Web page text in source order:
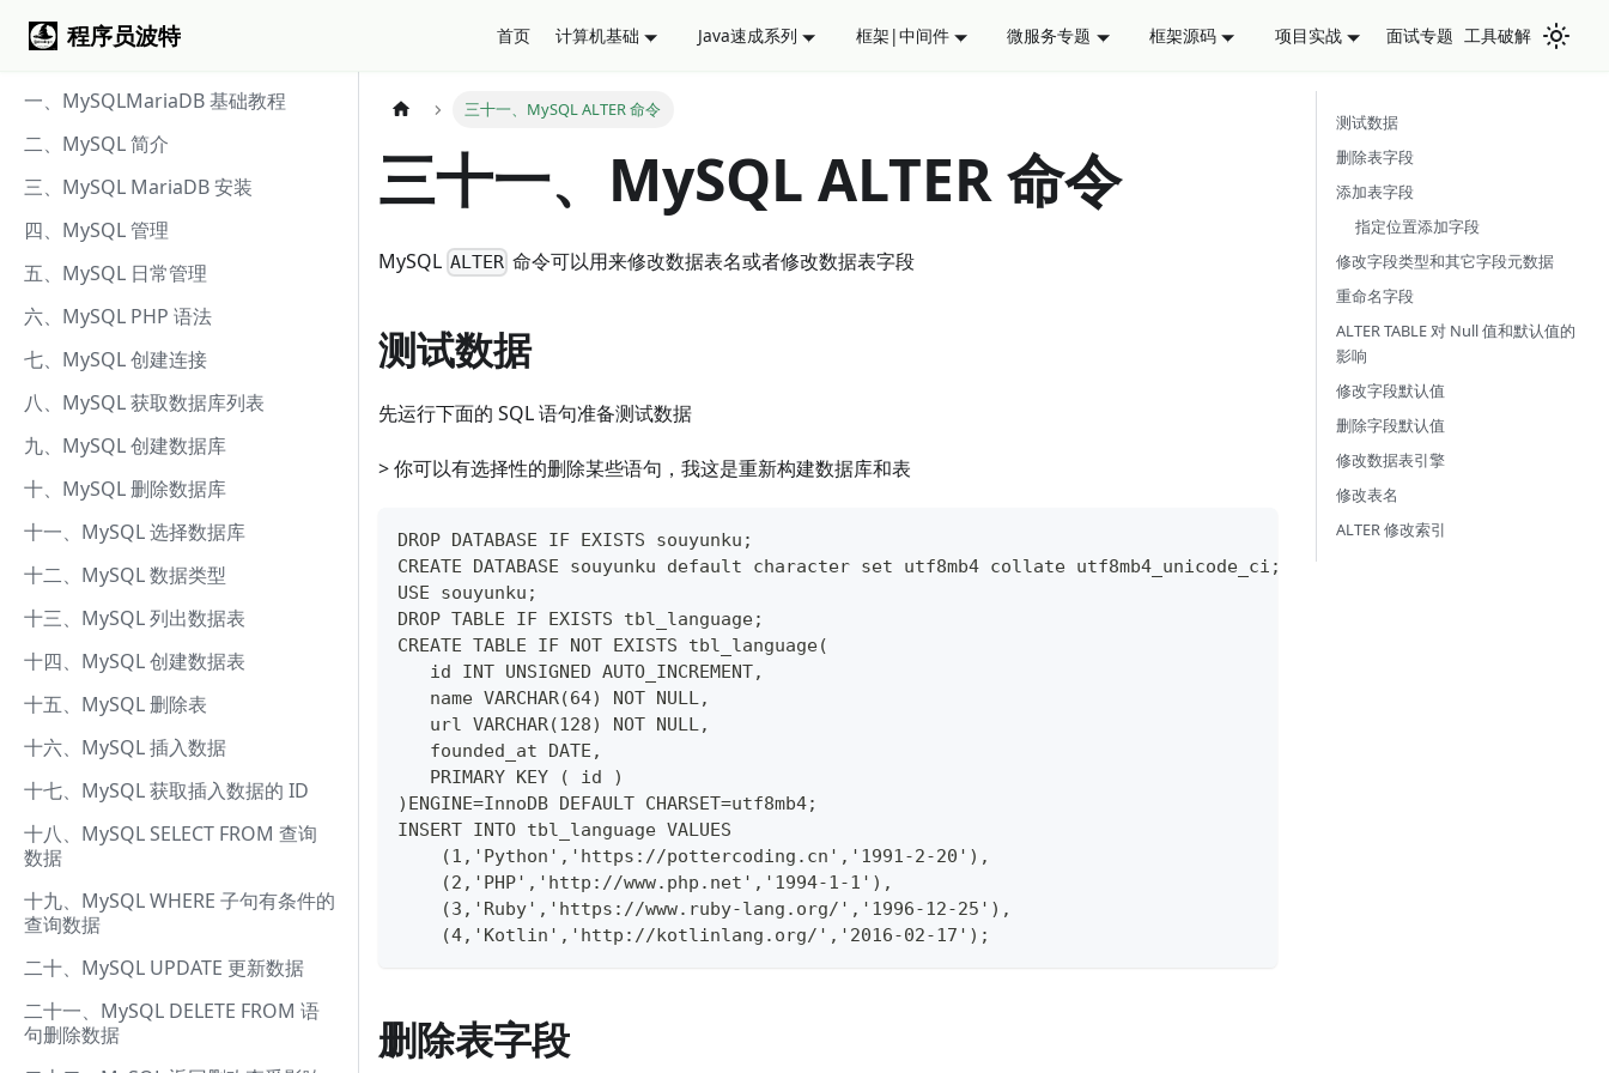
程序员波特 首页 计算机基础 Java速成系列 框架|中间件 微服务专题 框架源码 项目实战 面试专题 工具破解
一、MySQLMariaDB 基础教程
二、MySQL 简介
三、MySQL MariaDB 安装
四、MySQL 管理
五、MySQL 日常管理
六、MySQL PHP 语法
七、MySQL 创建连接
八、MySQL 获取数据库列表
九、MySQL 创建数据库
十、MySQL 删除数据库
十一、MySQL 选择数据库
十二、MySQL 数据类型
十三、MySQL 列出数据表
十四、MySQL 创建数据表
十五、MySQL 删除表
十六、MySQL 插入数据
十七、MySQL 获取插入数据的 ID
十八、MySQL SELECT FROM 查询
数据
十九、MySQL WHERE 子句有条件的
查询数据
二十、MySQL UPDATE 更新数据
二十一、MySQL DELETE FROM 语
句删除数据
三十一、MySQL ALTER 命令
三十一、MySQL ALTER 命令
MySQL ALTER 命令可以用来修改数据表名或者修改数据表字段
测试数据
先运行下面的 SQL 语句准备测试数据
> 你可以有选择性的删除某些语句，我这是重新构建数据库和表
DROP DATABASE IF EXISTS souyunku;
CREATE DATABASE souyunku default character set utf8mb4 collate utf8mb4_unicode_ci;
USE souyunku;
DROP TABLE IF EXISTS tbl_language;
CREATE TABLE IF NOT EXISTS tbl_language(
   id INT UNSIGNED AUTO_INCREMENT,
   name VARCHAR(64) NOT NULL,
   url VARCHAR(128) NOT NULL,
   founded_at DATE,
   PRIMARY KEY ( id )
)ENGINE=InnoDB DEFAULT CHARSET=utf8mb4;
INSERT INTO tbl_language VALUES
    (1,'Python','https://pottercoding.cn','1991-2-20'),
    (2,'PHP','http://www.php.net','1994-1-1'),
    (3,'Ruby','https://www.ruby-lang.org/','1996-12-25'),
    (4,'Kotlin','http://kotlinlang.org/','2016-02-17');
删除表字段
测试数据
删除表字段
添加表字段
指定位置添加字段
修改字段类型和其它字段元数据
重命名字段
ALTER TABLE 对 Null 值和默认值的
影响
修改字段默认值
删除字段默认值
修改数据表引擎
修改表名
ALTER 修改索引